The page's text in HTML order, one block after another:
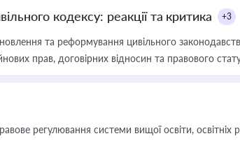
кодексу: реакції та критика +3
та реформування цивільного
прав, договірних відносин та правового
регулювання системи вищої освіти, освітніх